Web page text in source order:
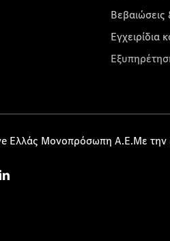
Βεβαιώσεις
Εγχειρίδια
Μονοπρόσωπη Α.Ε.Με την